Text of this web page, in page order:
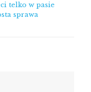
telko w pasie
sprawa